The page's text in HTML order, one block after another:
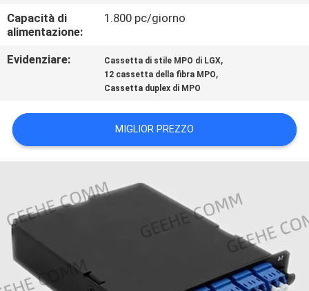
CASI
MAPPA
SITO
Capacità di
alimentazione:
1.800 pc/giorno
Evidenziare: Cassetta di stile MPO di LGX,
12 cassetta della fibra MPO,
Cassetta duplex di MPO
MIGLIOR PREZZO